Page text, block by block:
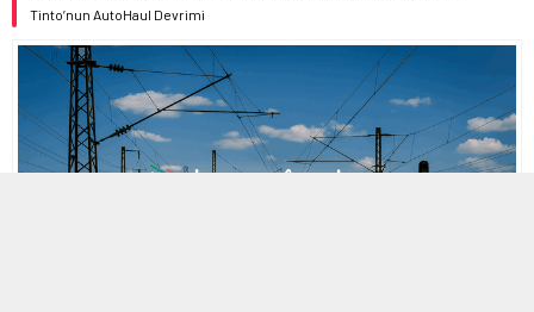
Tinto’nun AutoHaul Devrimi